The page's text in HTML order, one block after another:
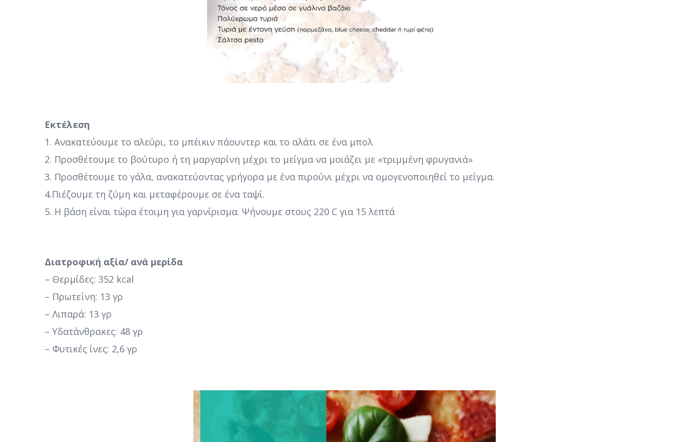
Εκτέλεση
1. Ανακατεύουμε το αλεύρι, το μπέικιν πάουντερ και το αλάτι σε ένα μπολ
2. Προσθέτουμε το βούτυρο ή τη μαργαρίνη μέχρι το μείγμα να μοιάζει με «τριμμένη φρυγανιά»
3. Προσθέτουμε το γάλα, ανακατεύοντας γρήγορα με ένα πιρούνι μέχρι να ομογενοποιηθεί το μείγμα.
4.Πιέζουμε τη ζύμη και μεταφέρουμε σε ένα ταψί.
5. Η βάση είναι τώρα έτοιμη για γαρνίρισμα. Ψήνουμε στους 220 C για 15 λεπτά
Διατροφική αξία/ ανά μερίδα
– Θερμίδες: 352 kcal
– Πρωτεΐνη: 13 γρ
– Λιπαρά: 13 γρ
– Υδατάνθρακες: 48 γρ
– Φυτικές ίνες: 2,6 γρ